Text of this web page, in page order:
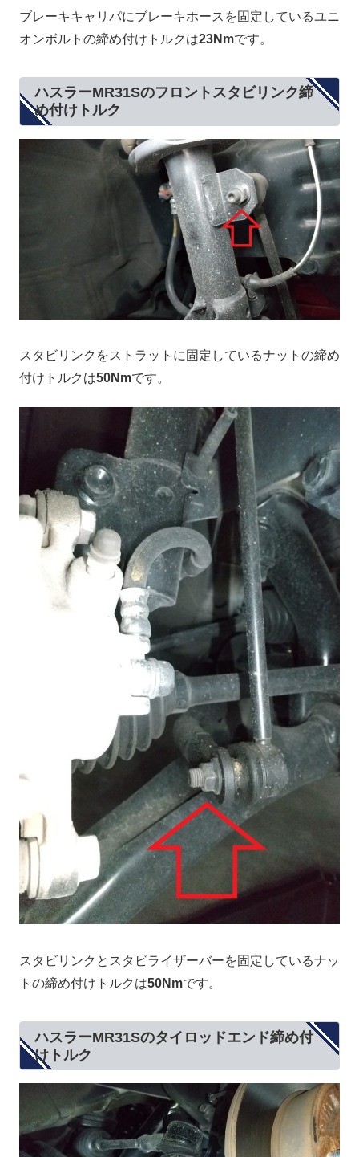
ブレーキキャリパにブレーキホースを固定しているユニ
オンボルトの締め付けトルクは23Nmです。
ハスラーMR31Sのフロントスタビリンク締
め付けトルク
スタビリンクをストラットに固定しているナットの締め
付けトルクは50Nmです。
スタビリンクとスタビライザーバーを固定しているナッ
トの締め付けトルクは50Nmです。
ハスラーMR31Sのタイロッドエンド締め付
けトルク